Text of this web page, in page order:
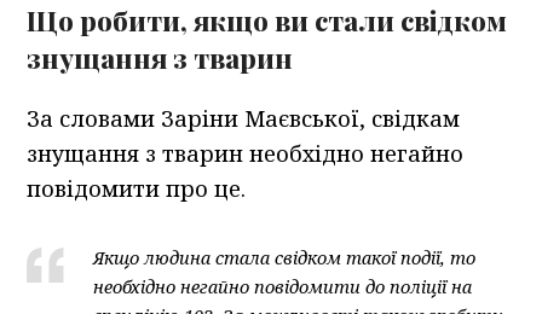
Що робити, якщо ви стали свідком
знущання з тварин
За словами Заріни Маєвської, свідкам
знущання з тварин необхідно негайно
повідомити про це.
Якщо людина стала свідком такої події, то
необхідно негайно повідомити до поліції на